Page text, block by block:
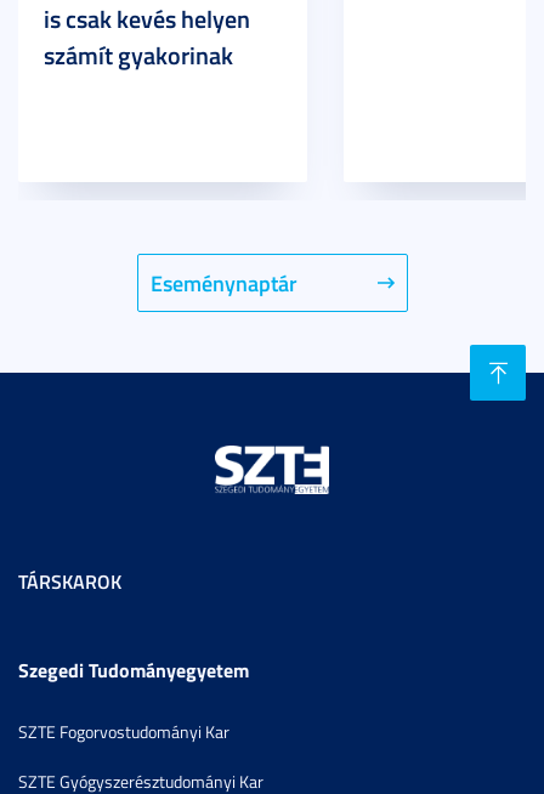
Eseménynaptár
is csak kevés helyen
számít gyakorinak
TÁRSKAROK
Szegedi Tudományegyetem
SZTE Fogorvostudományi Kar
SZTE Gyógyszerésztudományi Kar